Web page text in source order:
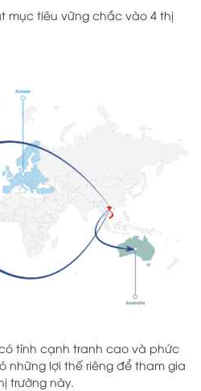
mục tiêu vững chắc vào 4 thị
tính cạnh tranh cao và phức
những lợi thế riêng để tham gia
trường này.